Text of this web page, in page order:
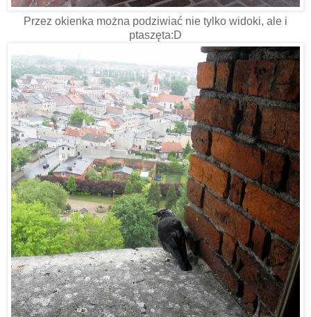
Przez okienka można podziwiać nie tylko widoki, ale i
ptaszęta:D